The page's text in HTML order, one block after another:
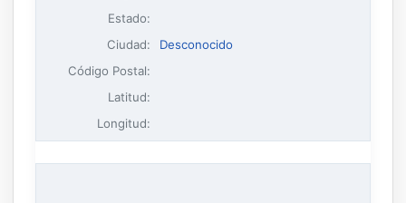
Estado:
Ciudad:
Desconocido
Código Postal:
Latitud:
Longitud: